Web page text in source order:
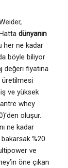
dünyanın
her ne kadar
böyle biliyor
değeri fiyatına
üretilmesi
ve yüksek
whey
oluşur.
ne kadar
%20
ve
öne çıkan